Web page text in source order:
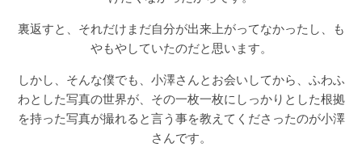
裏返すと、それだけまだ自分が出来上がってなかったし、も
やもやしていたのだと思います。
しかし、そんな僕でも、小澤さんとお会いしてから、ふわふ
わとした写真の世界が、その一枚一枚にしっかりとした根拠
を持った写真が撮れると言う事を教えてくださったのが小澤
さんです。